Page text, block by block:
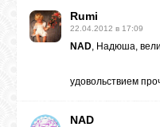
Rumi
22.04.2012 в 17:09
NAD, Надюша,
удовольствием
NAD